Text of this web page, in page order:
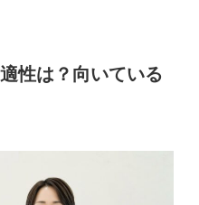
性は？向いている